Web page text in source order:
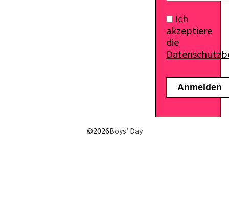
Ich
akzeptiere
die
©2026Boys’ Day